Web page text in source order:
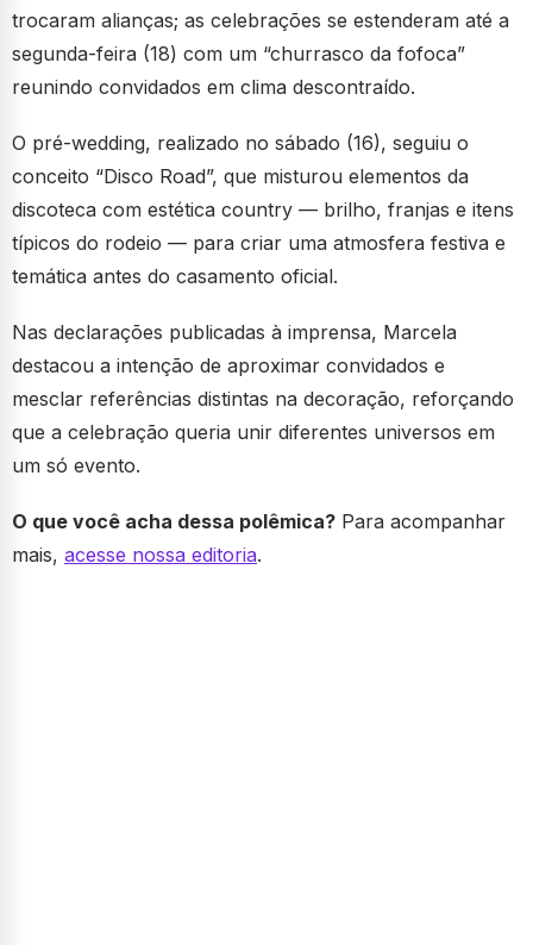
trocaram alianças; as celebrações se estenderam até a
segunda-feira (18) com um “churrasco da fofoca”
reunindo convidados em clima descontraído.
O pré-wedding, realizado no sábado (16), seguiu o
conceito “Disco Road”, que misturou elementos da
discoteca com estética country — brilho, franjas e itens
típicos do rodeio — para criar uma atmosfera festiva e
temática antes do casamento oficial.
Nas declarações publicadas à imprensa, Marcela
destacou a intenção de aproximar convidados e
mesclar referências distintas na decoração, reforçando
que a celebração queria unir diferentes universos em
um só evento.
O que você acha dessa polêmica? Para acompanhar
mais, acesse nossa editoria.